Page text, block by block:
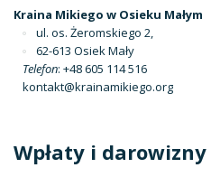
Kraina Mikiego w Osieku Małym
ul. os. Żeromskiego 2,
62-613 Osiek Mały
Telefon: +48 605 114 516
kontakt@krainamikiego.org
Wpłaty i darowizny